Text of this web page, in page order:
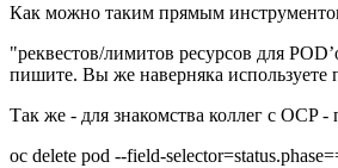
Как можно таким прямым
"реквестов/лимитов ресурсов для
пишите. Вы же наверняка используете
Так же - для знакомства коллег с
oc delete pod --field-